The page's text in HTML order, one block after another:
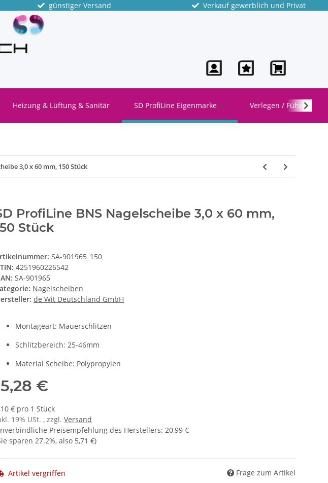
günstiger Versand Verkauf gewerblich und Privat
Heizung & Lüftung & Sanitär SD ProfiLine Eigenmarke Verlegen / Führen
3,0 x 60 mm, 150 Stück
ProfiLine BNS Nagelscheibe 3,0 x 60 mm,
Stück
SA-901965_150
4251960226542
SA-901965
Nagelscheiben
de Wit Deutschland GmbH
Montageart: Mauerschlitzen
Schlitzbereich: 25-46mm
Material Scheibe: Polypropylen
€
€ pro 1 Stück
19% USt. , zzgl. Versand
Preisempfehlung des Herstellers: 20,99 €
sparen 27.2%, also 5,71 €)
Artikel vergriffen Frage zum Artikel